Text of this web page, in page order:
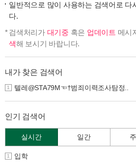
일반적으로 많이 사용하는 검색어로 다
다.
검색처리가 대기중 혹은 업데이트 메시
색해 보시기 바랍니다.
내가 찾은 검색어
1 텔레@STA79M☜†범죄이력조사탐정..
인기 검색어
실시간 일간
1 입학